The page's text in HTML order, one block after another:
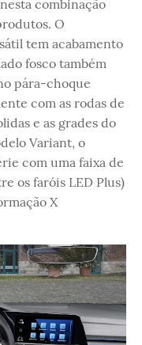
combinação
O
tem acabamento
fosco também
pára-choque
com as rodas de
e as grades do
Variant, o
com uma faixa de
os faróis LED Plus)
X